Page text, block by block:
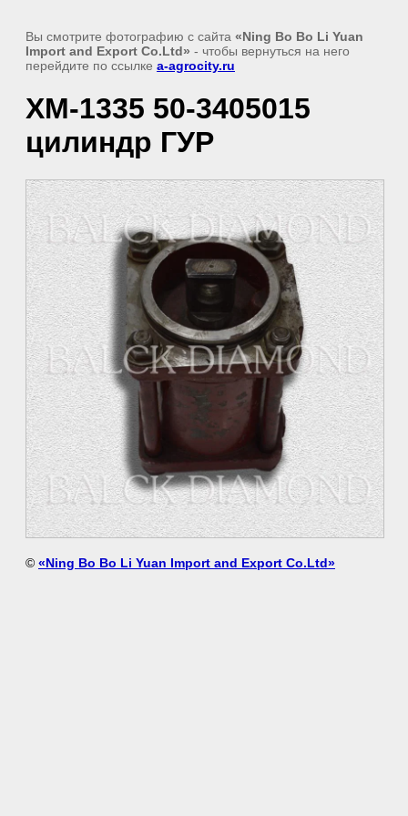
Вы смотрите фотографию с сайта «Ning Bo Bo Li Yuan
Import and Export Co.Ltd» - чтобы вернуться на него
перейдите по ссылке a-agrocity.ru
XM-1335 50-3405015
цилиндр ГУР
© «Ning Bo Bo Li Yuan Import and Export Co.Ltd»